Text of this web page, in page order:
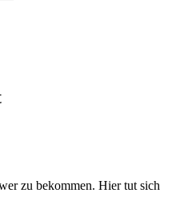
zu bekommen. Hier tut sich